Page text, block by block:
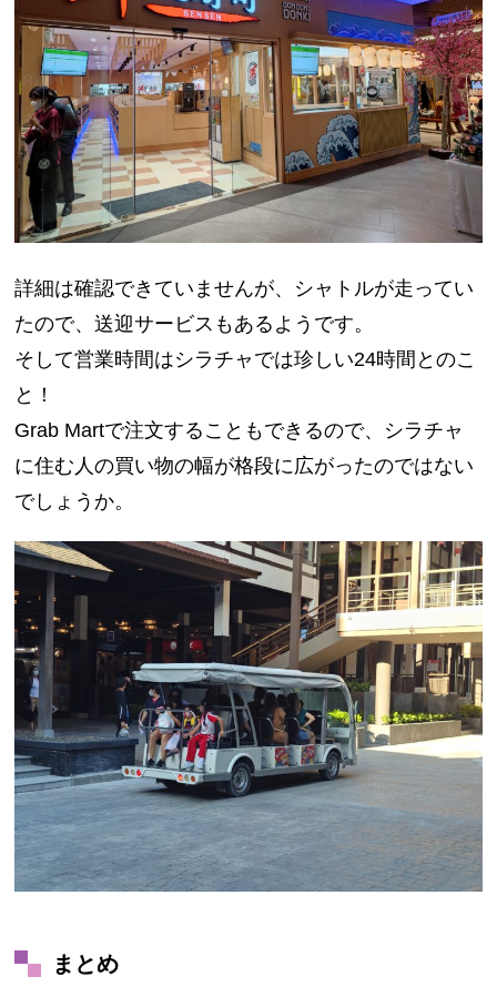
詳細は確認できていませんが、シャトルが走ってい
たので、送迎サービスもあるようです。
そして営業時間はシラチャでは珍しい24時間とのこ
と！
Grab Martで注文することもできるので、シラチャ
に住む人の買い物の幅が格段に広がったのではない
でしょうか。
まとめ